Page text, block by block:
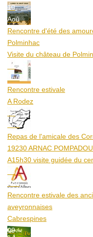
10
Aoû
Rencontre d'été des
Polminhac
Visite du château de
12
Aoû
Rencontre estivale
A Rodez
23
Aoû
Repas de l'amicale des
19230 ARNAC
A15h30 visite guidée du
25
Aoû
Rencontre estivale des
aveyronnaises
Cabrespines
09